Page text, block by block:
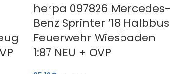
herpa 097826 Mercedes-
Benz Sprinter ’18 Halbbus
Feuerwehr Wiesbaden
1:87 NEU + OVP